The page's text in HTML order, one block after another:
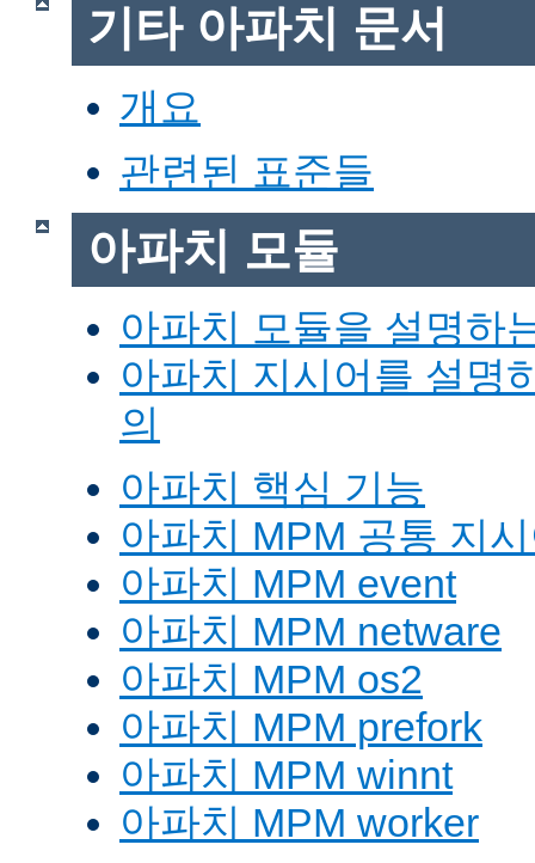
기타 아파치 문서
개요
관련된 표준들
아파치 모듈
아파치 모듈을 설명하
아파치 지시어를 설명
의
아파치 핵심 기능
아파치 MPM 공통 지
아파치 MPM event
아파치 MPM netware
아파치 MPM os2
아파치 MPM prefork
아파치 MPM winnt
아파치 MPM worker